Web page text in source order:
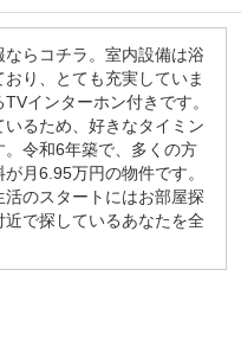
らコチラ。室内設備は浴
り、とても充実していま
インターホン付きです。
るため、好きなタイミン
令和6年築で、多くの方
月6.95万円の物件です。
のスタートにはお部屋探
で探しているあなたを全